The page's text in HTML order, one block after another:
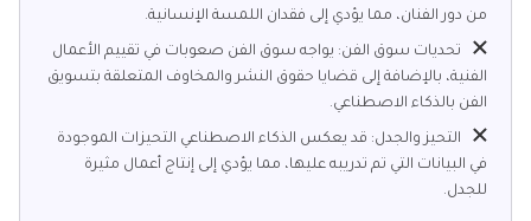
من دور الفنان، مما يؤدي إلى فقدان اللمسة الإنسانية.
تحديات سوق الفن: يواجه سوق الفن صعوبات في تقييم الأعمال
الفنية، بالإضافة إلى قضايا حقوق النشر والمخاوف المتعلقة بتسويق
الفن بالذكاء الاصطناعي.
التحيز والجدل: قد يعكس الذكاء الاصطناعي التحيزات الموجودة
في البيانات التي تم تدريبه عليها، مما يؤدي إلى إنتاج أعمال مثيرة
للجدل.